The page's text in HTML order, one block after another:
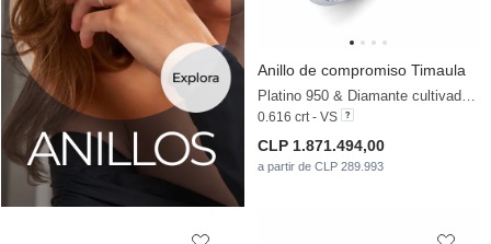
Anillo de compromiso Timaula
Platino 950 & Diamante cultivado en laboratorio
0.616 crt - VS
CLP 1.871.494,00
a partir de CLP 289.993